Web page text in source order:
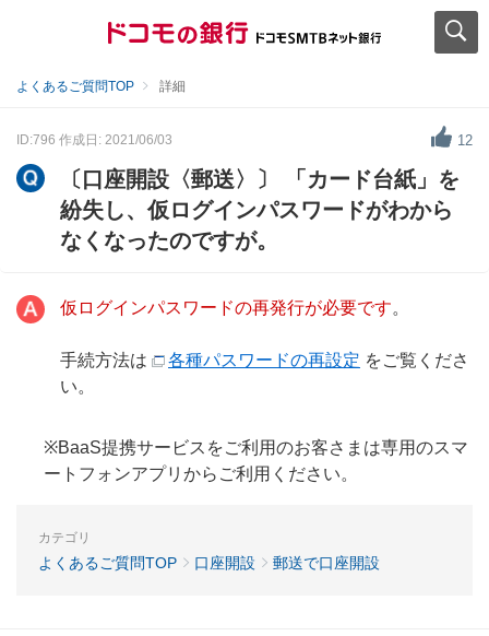
よくあるご質問TOP 詳細
ID:796 作成日: 2021/06/03 12
〔口座開設〈郵送〉〕 「カード台紙」を
紛失し、仮ログインパスワードがわから
なくなったのですが。
仮ログインパスワードの再発行が必要です。
手続方法は 各種パスワードの再設定 をご覧くださ
い。
※BaaS提携サービスをご利用のお客さまは専用のスマ
ートフォンアプリからご利用ください。
カテゴリ
よくあるご質問TOP 口座開設 郵送で口座開設